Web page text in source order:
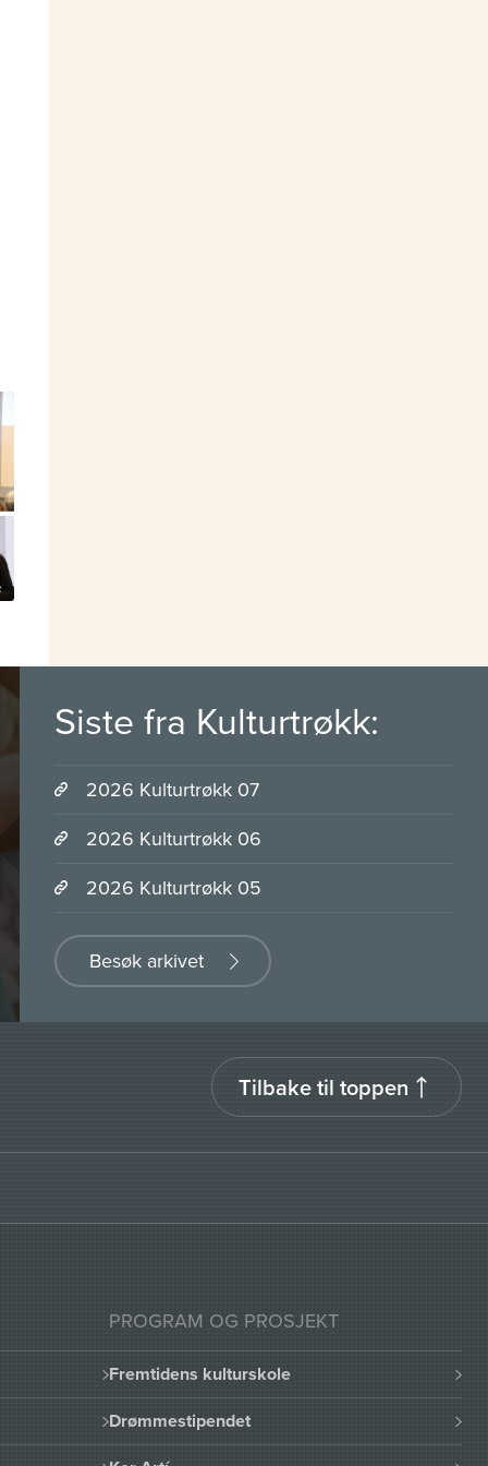
Siste fra Kulturtrøkk:
2026 Kulturtrøkk 07
2026 Kulturtrøkk 06
2026 Kulturtrøkk 05
Besøk arkivet
Tilbake til toppen
PROGRAM OG PROSJEKT
Fremtidens kulturskole
Drømmestipendet